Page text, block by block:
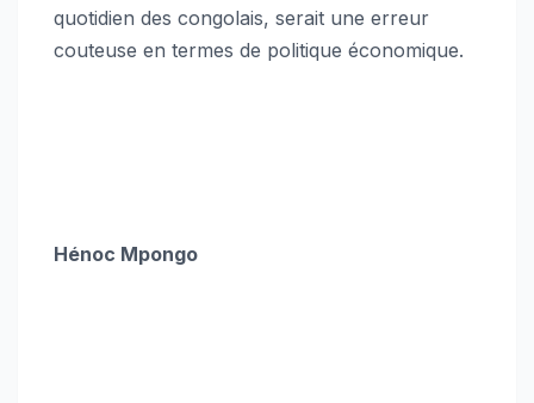
quotidien des congolais, serait une erreur
couteuse en termes de politique économique.
Hénoc Mpongo